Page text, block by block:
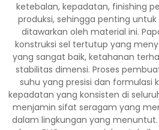
ketebalan, kepadatan, finishing
produksi, sehingga penting
ditawarkan oleh material ini.
konstruksi sel tertutup yang
yang sangat baik, ketahanan
stabilitas dimensi. Proses
suhu yang presisi dan formulasi
kepadatan yang konsisten di
menjamin sifat seragam yang
dalam lingkungan yang